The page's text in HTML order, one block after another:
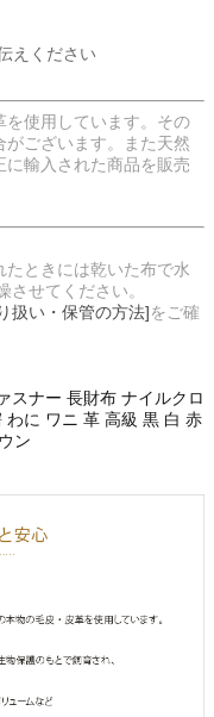
えください
使用しています。その
ございます。また天然
に輸入された商品を販売
ときには乾いた布で水
せてください。
扱い・保管の方法]をご確
スナー 長財布 ナイルクロ
わに ワニ 革 高級 黒 白 赤
ン